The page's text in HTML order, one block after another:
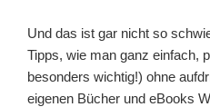
Und das ist gar nicht so
Tipps, wie man ganz einfach,
besonders wichtig!) ohne
eigenen Bücher und eBooks